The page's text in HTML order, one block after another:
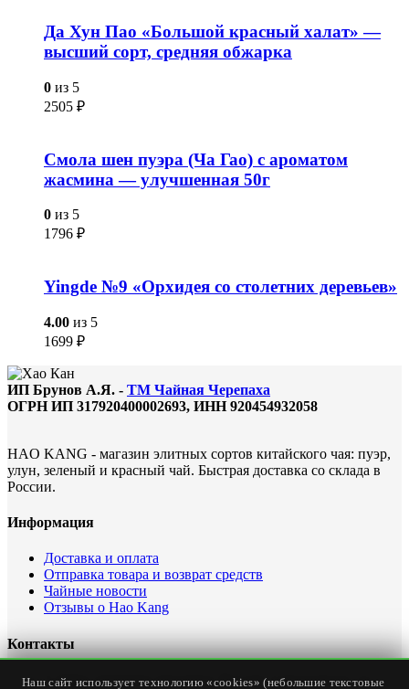
Да Хун Пао «Большой красный халат» —
высший сорт, средняя обжарка
0 из 5
2505 ₽
Смола шен пуэра (Ча Гао) с ароматом
жасмина — улучшенная 50г
0 из 5
1796 ₽
Yingde №9 «Орхидея со столетних деревьев»
4.00 из 5
1699 ₽
ИП Брунов А.Я. - ТМ Чайная Черепаха
ОГРН ИП 317920400002693, ИНН 920454932058
HAO KANG - магазин элитных сортов китайского чая: пуэр,
улун, зеленый и красный чай. Быстрая доставка со склада в
России.
Информация
Доставка и оплата
Отправка товара и возврат средств
Чайные новости
Отзывы о Hao Kang
Контакты
Офис интернет магазина: Россия, Севастополь, ул.
Наш сайт использует технологию «cookies» (небольшие текстовые